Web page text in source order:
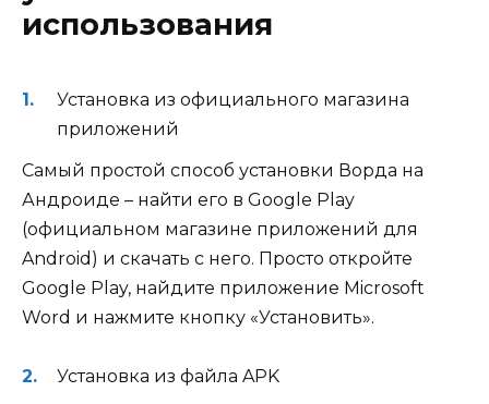
использования
Установка из официального магазина
приложений
Самый простой способ установки Ворда на
Андроиде – найти его в Google Play
(официальном магазине приложений для
Android) и скачать с него. Просто откройте
Google Play, найдите приложение Microsoft
Word и нажмите кнопку «Установить».
Установка из файла APK